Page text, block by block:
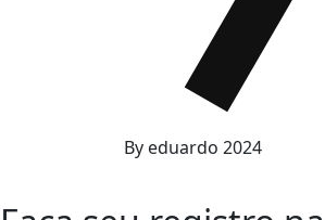
By eduardo 2024